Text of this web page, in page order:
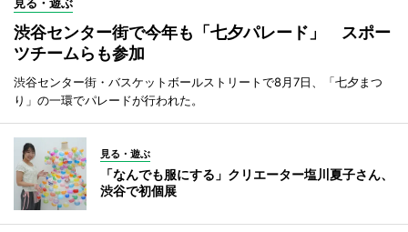
渋谷センター街で今年も「七夕パレード」 スポー
ツチームらも参加
渋谷センター街・バスケットボールストリートで8月7日、「七夕まつ
り」の一環でパレードが行われた。
見る・遊ぶ
「なんでも服にする」クリエーター塩川夏子さん、
渋谷で初個展